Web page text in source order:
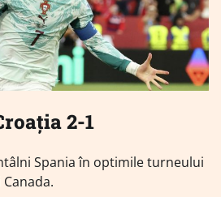
2-1
Spania în optimile turneului